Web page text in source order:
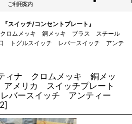
ご利用案内
イッチ/コンセントプレート』
ロムメッキ 銅メッキ ブラス スチール
トグルスイッチ レバースイッチ アンテ
ィナ クロムメッキ 銅メッ
メリカ スイッチプレート
バースイッチ アンティー
]